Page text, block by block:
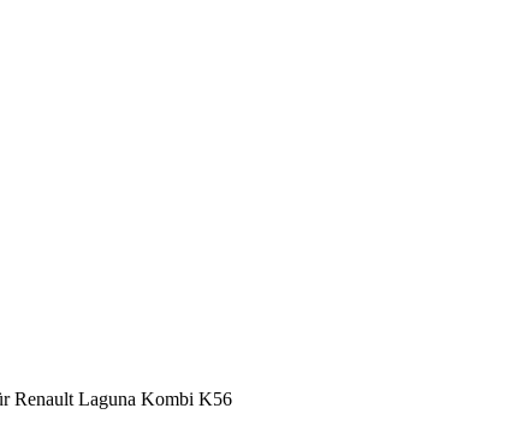
Renault Laguna Kombi K56